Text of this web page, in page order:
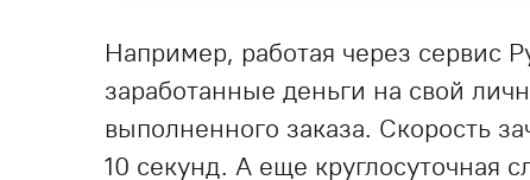
Например, работая через сервис
заработанные деньги на свой
выполненного заказа. Скорость
10 секунд. А еще круглосуточная